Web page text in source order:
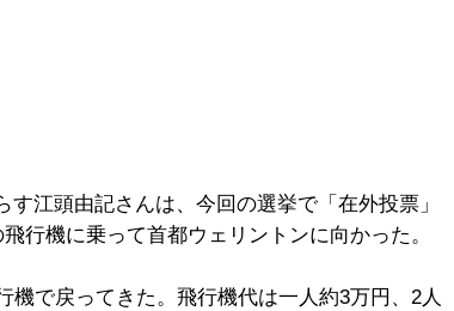
江頭由記さんは、今回の選挙で「在外投票」
行機に乗って首都ウェリントンに向かった。
機で戻ってきた。飛行機代は一人約3万円、2人